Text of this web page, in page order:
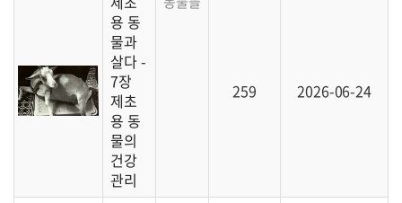
용 동
물과
살다 -
7장
제초
용 동
물의
건강
관리
259 2026-06-24